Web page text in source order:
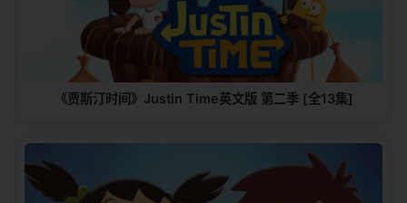
《贾斯汀时间》Justin Time英文版 第二季 [全13集]